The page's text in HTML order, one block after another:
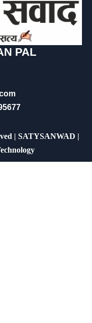
PAL
| SATYSANWAD |